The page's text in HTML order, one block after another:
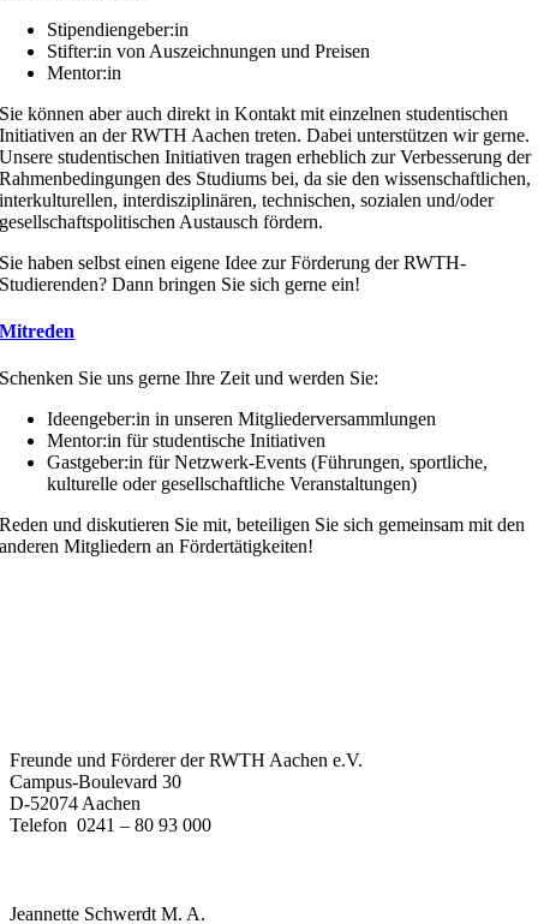
Stipendiengeber:in
Stifter:in von Auszeichnungen und Preisen
Mentor:in
Sie können aber auch direkt in Kontakt mit einzelnen studentischen
Initiativen an der RWTH Aachen treten. Dabei unterstützen wir gerne.
Unsere studentischen Initiativen tragen erheblich zur Verbesserung der
Rahmenbedingungen des Studiums bei, da sie den wissenschaftlichen,
interkulturellen, interdisziplinären, technischen, sozialen und/oder
gesellschaftspolitischen Austausch fördern.
Sie haben selbst einen eigene Idee zur Förderung der RWTH-
Studierenden? Dann bringen Sie sich gerne ein!
Mitreden
Schenken Sie uns gerne Ihre Zeit und werden Sie:
Ideengeber:in in unseren Mitgliederversammlungen
Mentor:in für studentische Initiativen
Gastgeber:in für Netzwerk-Events (Führungen, sportliche,
kulturelle oder gesellschaftliche Veranstaltungen)
Reden und diskutieren Sie mit, beteiligen Sie sich gemeinsam mit den
anderen Mitgliedern an Fördertätigkeiten!
Freunde und Förderer der RWTH Aachen e.V.
Campus-Boulevard 30
D-52074 Aachen
Telefon 0241 – 80 93 000
Jeannette Schwerdt M. A.